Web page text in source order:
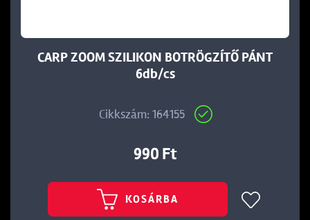
CARP ZOOM SZILIKON BOTRÖGZÍTŐ PÁNT
6db/cs
Cikkszám: 164155
990 Ft
KOSÁRBA